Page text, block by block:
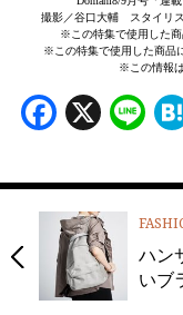
撮影／谷口大輔 スタイリ
※この特集で使用した商
※この特集で使用した商品
※この情報は
X
ハン
いブ